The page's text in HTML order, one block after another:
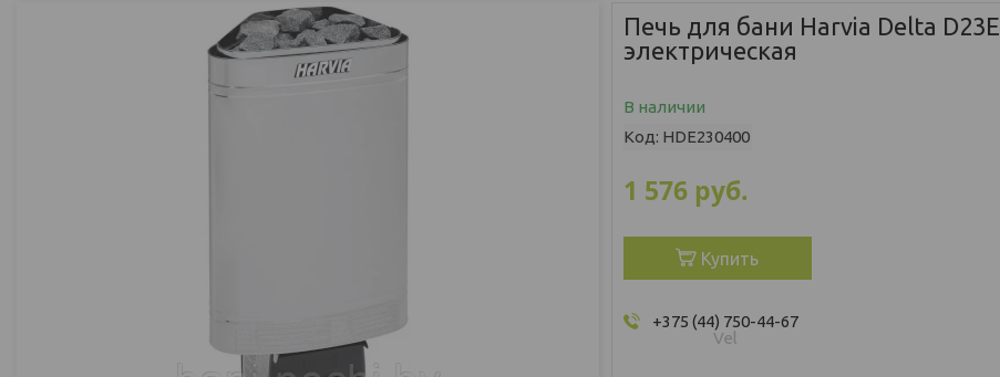
Печь для бани Harvia Delta D23E
электрическая
В наличии
Код: HDE230400
1 576 руб.
Купить
+375 (44) 750-44-67
Vel